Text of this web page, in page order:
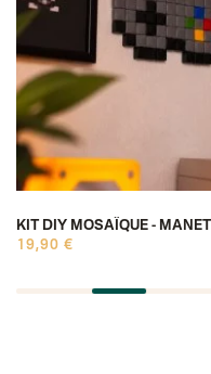
KIT DIY MOSAÏQUE -
19,90 €